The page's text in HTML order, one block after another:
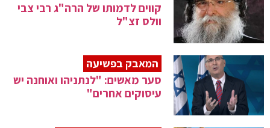
קווים לדמותו של הרה"ג רבי צבי
וולס זצ"ל
המאבק בפשיעה
סער מאשים: "לנתניהו ואוחנה יש
עיסוקים אחרים"